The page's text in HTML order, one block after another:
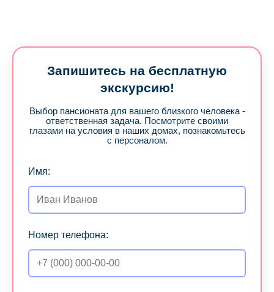
Запишитесь на бесплатную
экскурсию!
Выбор пансионата для вашего близкого человека -
ответственная задача. Посмотрите своими
глазами на условия в наших домах, познакомьтесь
с персоналом.
Имя:
Номер телефона: